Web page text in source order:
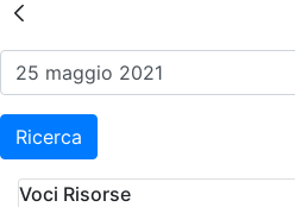
Risultati della
Ricerca
Voci Risorse